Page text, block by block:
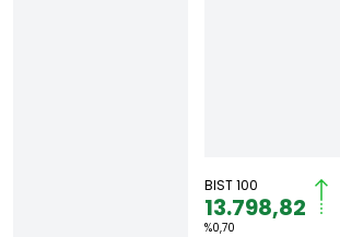
BIST 100
13.798,82
%0,70